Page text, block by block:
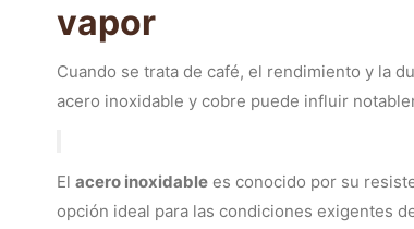
vapor
Cuando se trata de café, el rendimiento y la
acero inoxidable y cobre puede influir
El acero inoxidablees conocido por su
opción ideal para las condiciones exigentes